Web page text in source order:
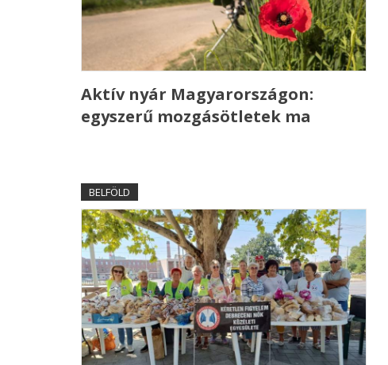
Aktív nyár Magyarországon:
egyszerű mozgásötletek ma
BELFÖLD